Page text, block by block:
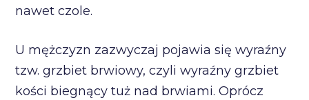
nawet czole.
U mężczyzn zazwyczaj pojawia się wyraźny
tzw. grzbiet brwiowy, czyli wyraźny grzbiet
kości biegnący tuż nad brwiami. Oprócz